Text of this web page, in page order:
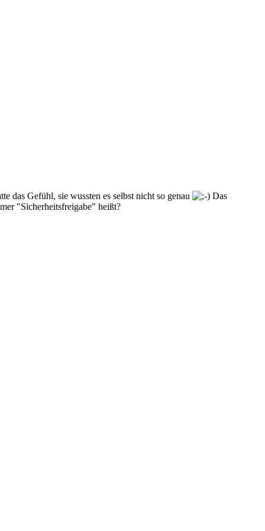
das Gefühl, sie wussten es selbst nicht so genau
Das
"Sicherheitsfreigabe" heißt?